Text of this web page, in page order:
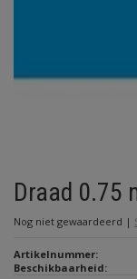
Draad 0.75
Nog niet gewaardeerd |
Artikelnummer:
Beschikbaarheid: